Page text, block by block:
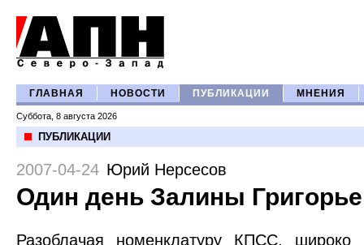
ГЛАВНАЯ НОВОСТИ ПУБЛИКАЦИИ МНЕНИЯ
Суббота, 8 августа 2026
ПУБЛИКАЦИИ
2007-04-24 Юрий Нерсесов
Один день Залины
Разоблачая номенклатуру КПСС, широко